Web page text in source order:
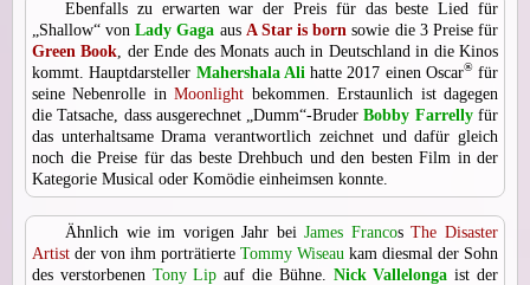
Ebenfalls zu erwarten war der Preis für das beste Lied für
„Shallow“ vonLady Gaga aus A Star is born sowie die 3 Preise für
Green Book , der Ende des Monats auch in Deutschland in die Kinos
kommt. Hauptdarsteller Mahershala Ali hatte 2017 einen Oscar®für
seine Nebenrolle inMoonlight bekommen. Erstaunlich ist dagegen
die Tatsache, dass ausgerechnet „Dumm“-BruderBobby Farrellyfür
das unterhaltsame Drama verantwortlich zeichnet und dafür gleich
noch die Preise für das beste Drehbuch und den besten Film in der
Kategorie Musical oder Komödie einheimsen konnte.
Ähnlich wie im vorigen Jahr beiJames FrancosThe Disaster
Artist der von ihm porträtierte Tommy Wiseau kam diesmal der Sohn
des verstorbenen Tony Lip auf die Bühne. Nick Vallelonga ist der